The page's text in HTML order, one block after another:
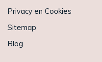
Privacy en Cookies
Sitemap
Blog